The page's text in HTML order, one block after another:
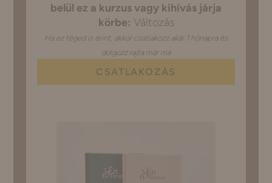
belül ez a kurzus vagy kihívás járja
körbe: Változás
Ha ez téged is érint, akkor csatlakozz akár 1 hónapra és
dolgozz rajta már ma
CSATLAKOZÁS